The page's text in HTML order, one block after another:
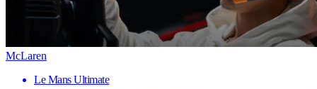
McLaren
Le Mans Ultimate